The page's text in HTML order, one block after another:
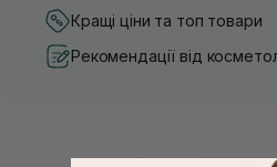
Кращі ціни та топ товари
Рекомендації від